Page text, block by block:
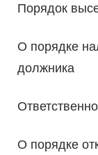
Порядок
О порядке
должника
О порядке